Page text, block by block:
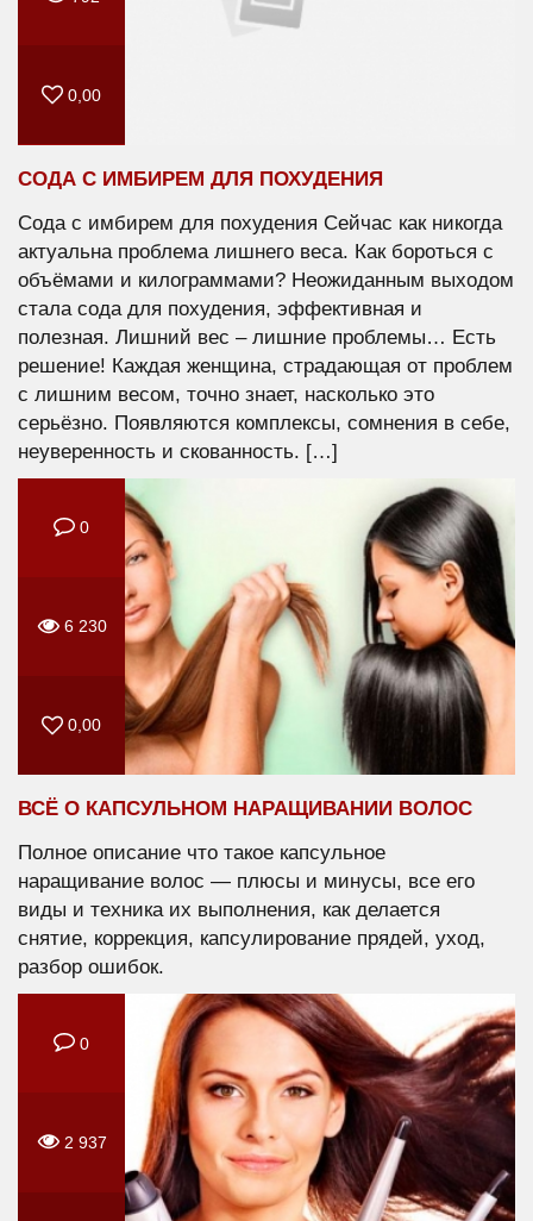
0,00
СОДА С ИМБИРЕМ ДЛЯ ПОХУДЕНИЯ
Сода с имбирем для похудения Сейчас как никогда
актуальна проблема лишнего веса. Как бороться с
объёмами и килограммами? Неожиданным выходом
стала сода для похудения, эффективная и
полезная. Лишний вес – лишние проблемы… Есть
решение! Каждая женщина, страдающая от проблем
с лишним весом, точно знает, насколько это
серьёзно. Появляются комплексы, сомнения в себе,
неуверенность и скованность. […]
0
6 230
0,00
ВСЁ О КАПСУЛЬНОМ НАРАЩИВАНИИ ВОЛОС
Полное описание что такое капсульное
наращивание волос — плюсы и минусы, все его
виды и техника их выполнения, как делается
снятие, коррекция, капсулирование прядей, уход,
разбор ошибок.
0
2 937